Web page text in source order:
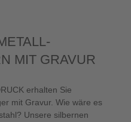
S
GRAVUR
erhalten Sie
mit Gravur. Wie wäre es
Unsere silbernen